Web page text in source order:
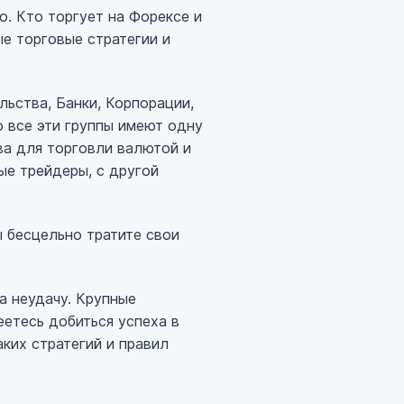
Кто торгует на Форексе и
торговые стратегии и
Банки, Корпорации,
эти группы имеют одну
для торговли валютой и
трейдеры, с другой
тратите свои
неудачу. Крупные
добиться успеха в
стратегий и правил